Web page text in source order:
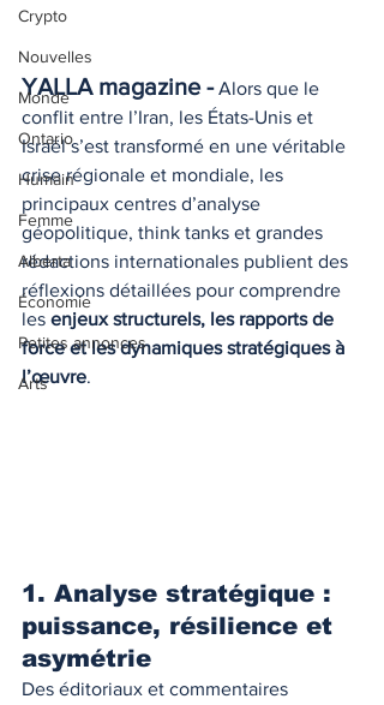
Crypto
Nouvelles
Monde
Ontario
Humain
Femme
Alberta
Économie
Petites annonces
Arts
YALLA magazine - Alors que le
conflit entre l’Iran, les États-Unis et
Israël s’est transformé en une véritable
crise régionale et mondiale, les
principaux centres d’analyse
géopolitique, think tanks et grandes
rédactions internationales publient des
réflexions détaillées pour comprendre
les enjeux structurels, les rapports de
force et les dynamiques stratégiques à
l’œuvre.
1. Analyse stratégique :
puissance, résilience et
asymétrie
Des éditoriaux et commentaires